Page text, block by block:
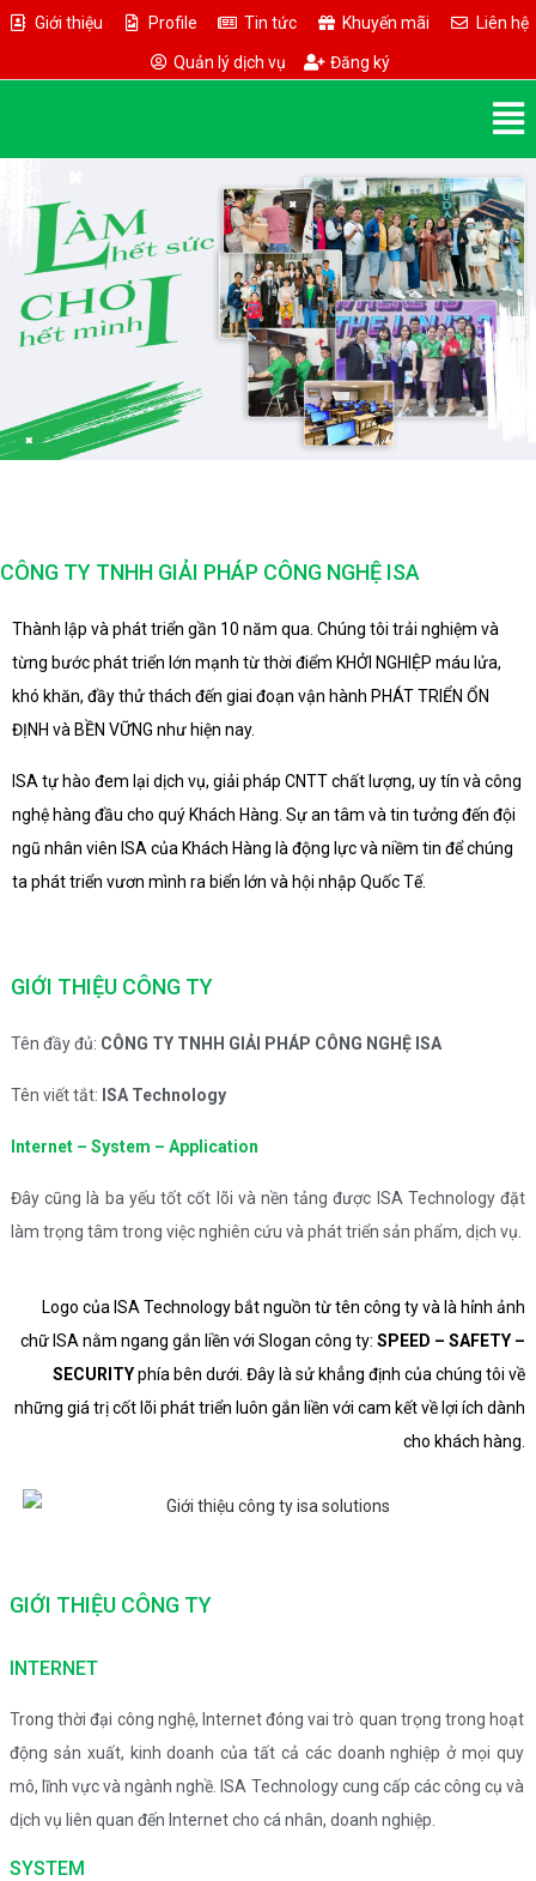
Giới thiệu Profile Tin tức Khuyến mãi Liên hệ
Quản lý dịch vụ Đăng ký
CÔNG TY TNHH GIẢI PHÁP CÔNG NGHỆ ISA
Thành lập và phát triển gần 10 năm qua. Chúng tôi trải nghiệm và
từng bước phát triển lớn mạnh từ thời điểm KHỞI NGHIỆP máu lửa,
khó khăn, đầy thử thách đến giai đoạn vận hành PHÁT TRIỂN ỔN
ĐỊNH và BỀN VỮNG như hiện nay.
ISA tự hào đem lại dịch vụ, giải pháp CNTT chất lượng, uy tín và công
nghệ hàng đầu cho quý Khách Hàng. Sự an tâm và tin tưởng đến đội
ngũ nhân viên ISA của Khách Hàng là động lực và niềm tin để chúng
ta phát triển vươn mình ra biển lớn và hội nhập Quốc Tế.
GIỚI THIỆU CÔNG TY
Tên đầy đủ: CÔNG TY TNHH GIẢI PHÁP CÔNG NGHỆ ISA
Tên viết tắt: ISA Technology
Internet – System – Application
Đây cũng là ba yếu tốt cốt lõi và nền tảng được ISA Technology đặt
làm trọng tâm trong việc nghiên cứu và phát triển sản phẩm, dịch vụ.
Logo của ISA Technology bắt nguồn từ tên công ty và là hỉnh ảnh
chữ ISA nằm ngang gắn liền với Slogan công ty:SPEED – SAFETY –
SECURITYphía bên dưới. Đây là sử khẳng định của chúng tôi về
những giá trị cốt lõi phát triển luôn gắn liền với cam kết về lợi ích dành
cho khách hàng.
GIỚI THIỆU CÔNG TY
INTERNET
Trong thời đại công nghệ, Internet đóng vai trò quan trọng trong hoạt
động sản xuất, kinh doanh của tất cả các doanh nghiệp ở mọi quy
mô, lĩnh vực và ngành nghề. ISA Technology cung cấp các công cụ và
dịch vụ liên quan đến Internet cho cá nhân, doanh nghiệp.
SYSTEM